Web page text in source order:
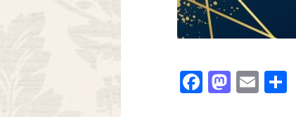
Facebook